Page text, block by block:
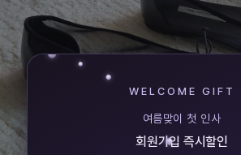
WELCOME GIFT
여름맞이 첫 인사
회원가입 즉시할인